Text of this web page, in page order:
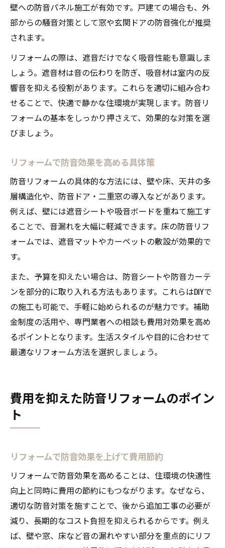
壁への防音パネル施工が有効です。戸建ての場合も、外
部からの騒音対策として窓や玄関ドアの防音強化が推奨
されます。
リフォームの際は、遮音だけでなく吸音性能も意識しま
しょう。遮音材は音の伝わりを防ぎ、吸音材は室内の反
響音を抑える役割があります。これらを適切に組み合わ
せることで、快適で静かな住環境が実現します。防音リ
フォームの基本をしっかり押さえて、効果的な対策を選
びましょう。
リフォームで防音効果を高める具体策
防音リフォームの具体的な方法には、壁や床、天井の多
層構造化や、防音ドア・二重窓の導入などがあります。
例えば、壁には遮音シートや吸音ボードを重ねて施工す
ることで、音漏れを大幅に軽減できます。床の防音リフ
ォームでは、遮音マットやカーペットの敷設が効果的で
す。
また、予算を抑えたい場合は、防音シートや防音カーテ
ンを部分的に取り入れる方法もあります。これらはDIYで
の施工も可能で、手軽に始められるのが魅力です。補助
金制度の活用や、専門業者への相談も費用対効果を高め
るポイントとなります。生活スタイルや目的に合わせて
最適なリフォーム方法を選択しましょう。
費用を抑えた防音リフォームのポイン
ト
リフォームで防音効果を上げて費用節約
リフォームで防音効果を高めることは、住環境の快適性
向上と同時に費用の節約にもつながります。なぜなら、
適切な防音対策を施すことで、後から追加工事の必要が
減り、長期的なコスト負担を抑えられるからです。例え
ば、壁や窓、床など音の漏れやすい部分を重点的にリフ